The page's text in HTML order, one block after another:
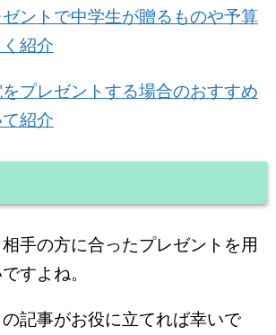
ントで中学生が贈るものや予算
紹介
プレゼントする場合のおすすめ
紹介
手の方に合ったプレゼントを用
すよね。
記事がお役に立てれば幸いで